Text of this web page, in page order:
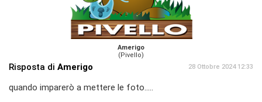
Amerigo
(Pivello)
Risposta di Amerigo 28 Ottobre 2024 12:33
quando imparerò a mettere le foto.....